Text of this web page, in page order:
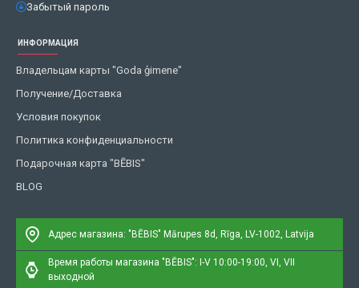
Забытый пароль
ИНФОРМАЦИЯ
Владельцам карты "Goda ģimene"
Получение/Доставка
Условия покупок
Политика конфиденциальности
Подарочная карта "BĒBIS"
BLOG
Адрес магазина: "BĒBIS" Mārupes 8d, Rīga, LV-1002, Latvija
Время работы магазина "BĒBIS": I-V 10:00-19:00, VI, VII
выходной